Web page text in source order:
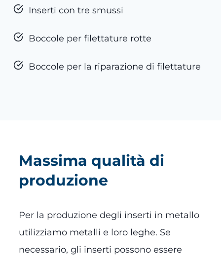
Inserti con tre smussi
Boccole per filettature rotte
Boccole per la riparazione di filettature
Massima qualità di
produzione
Per la produzione degli inserti in metallo
utilizziamo metalli e loro leghe. Se
necessario, gli inserti possono essere